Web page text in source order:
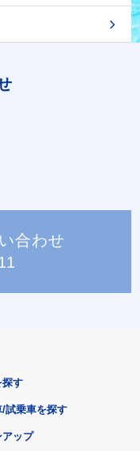
合わせ
探す
/試乗車を探す
アップ